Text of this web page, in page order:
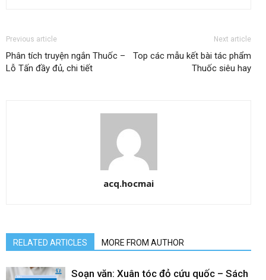
Previous article
Phân tích truyện ngắn Thuốc –
Lỗ Tấn đầy đủ, chi tiết
Next article
Top các mẫu kết bài tác phẩm
Thuốc siêu hay
acq.hocmai
RELATED ARTICLES MORE FROM AUTHOR
Soạn văn: Xuân tóc đỏ cứu quốc – Sách